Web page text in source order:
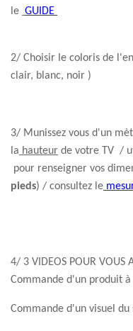
le GUIDE
2/ Choisir le coloris de
clair, blanc, noir )
3/ Munissez vous d'un
la hauteur de votre TV /
pour renseigner vos
pieds) / consultez le
4/ 3 VIDEOS POUR VOUS
Commande d'un produit
Commande d'un visuel